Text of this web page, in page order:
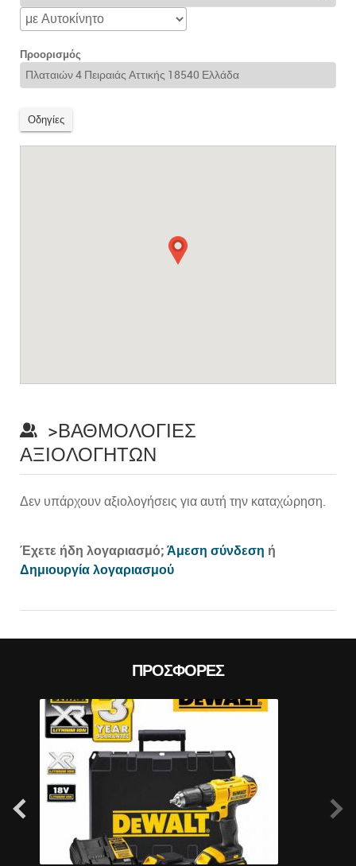
Προορισμός
Οδηγίες
>ΒΑΘΜΟΛΟΓΊΕΣ
ΑΞΙΟΛΟΓΗΤΏΝ
Δεν υπάρχουν αξιολογήσεις για αυτή την καταχώρηση.
Έχετε ήδη λογαριασμό; Άμεση σύνδεση ή
Δημιουργία λογαριασμού
ΠΡΟΣΦΟΡΈΣ